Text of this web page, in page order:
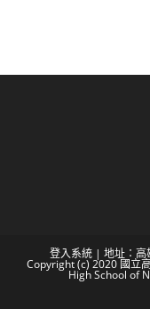
登入系統 | 地址：高
Copyright (c) 2020 國立
High School of